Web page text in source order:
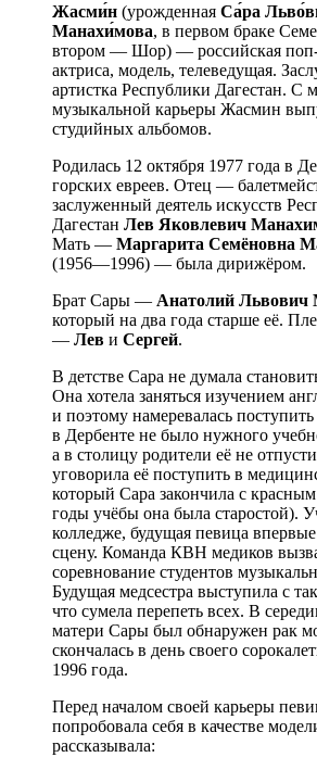
Жасми́н (урожденная Са́ра
Манахи́мова, в первом браке
втором — Шор) — российская
актриса, модель, телеведущая.
артистка Республики Дагестан. С
музыкальной карьеры Жасмин
студийных альбомов.
Родилась 12 октября 1977 года в
горских евреев. Отец —
заслуженный деятель искусств
Дагестан Лев Яковлевич
Мать — Маргарита Семёновна
(1956—1996) — была дирижёром.
Брат Сары — Анатолий Львович
который на два года старше её.
— Лев и Сергей.
В детстве Сара не думала
Она хотела заняться изучением
и поэтому намеревалась
в Дербенте не было нужного
а в столицу родители её не
уговорила её поступить в
который Сара закончила с
годы учёбы она была старостой).
колледже, будущая певица
сцену. Команда КВН медиков
соревнование студентов
Будущая медсестра выступила с
что сумела перепеть всех. В
матери Сары был обнаружен рак
скончалась в день своего
1996 года.
Перед началом своей карьеры
попробовала себя в качестве
рассказывала: